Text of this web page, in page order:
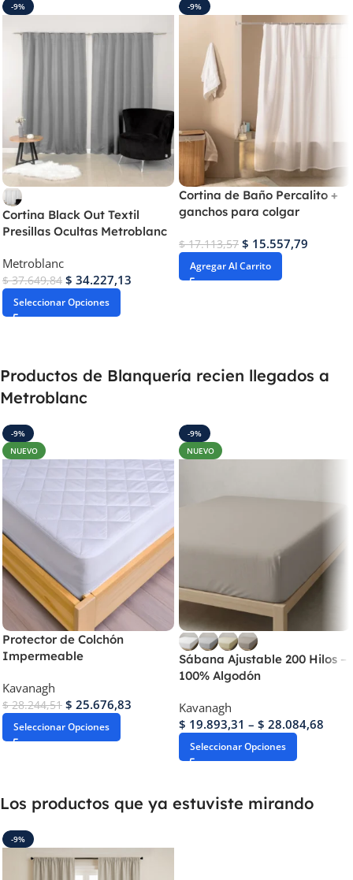
-9%
Cortina Black Out Textil
Presillas Ocultas Metroblanc
Metroblanc
$37.649,84 $ 34.227,13
Seleccionar Opciones
-9%
Cortina de Baño Percalito +
ganchos para colgar
$17.113,57 $ 15.557,79
Agregar Al Carrito
Productos de Blanquería recien llegados a
Metroblanc
-9%
NUEVO
Protector de Colchón
Impermeable
Kavanagh
$28.244,51 $ 25.676,83
Seleccionar Opciones
-9%
NUEVO
Sábana Ajustable 200 Hilos –
100% Algodón
Kavanagh
$ 19.893,31 – $ 28.084,68
Seleccionar Opciones
Los productos que ya estuviste mirando
-9%